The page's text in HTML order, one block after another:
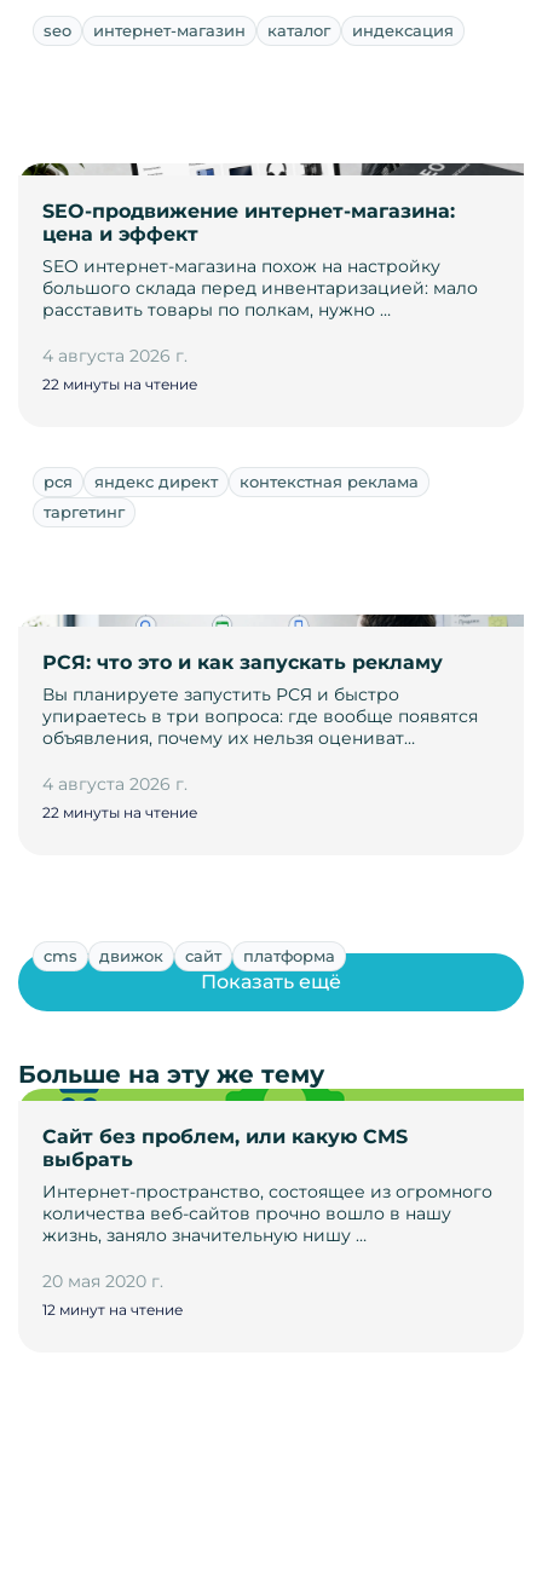
seo интернет-магазин каталог индексация
SEO-продвижение интернет-магазина:
цена и эффект
SEO интернет-магазина похож на настройку
большого склада перед инвентаризацией: мало
расставить товары по полкам, нужно …
4 августа 2026 г.
22 минуты на чтение
рся яндекс директ
контекстная реклама
таргетинг
РСЯ: что это и как запускать рекламу
Вы планируете запустить РСЯ и быстро
упираетесь в три вопроса: где вообще появятся
объявления, почему их нельзя оцениват…
4 августа 2026 г.
22 минуты на чтение
cms движок сайт платформа
Сайт без проблем, или какую CMS
выбрать
Интернет-пространство, состоящее из огромного
количества веб-сайтов прочно вошло в нашу
жизнь, заняло значительную нишу …
20 мая 2020 г.
12 минут на чтение
Показать ещё
Больше на эту же тему